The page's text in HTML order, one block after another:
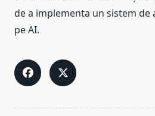
de a implementa un sistem
pe AI.